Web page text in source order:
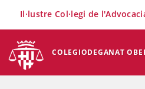
COLEGIODEGANAT
Il·lustre Col·legi de